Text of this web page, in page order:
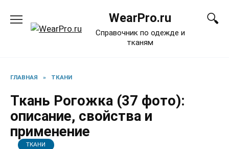
содержанию
WearPro.ru
Справочник по одежде и
тканям
ГЛАВНАЯ » ТКАНИ
Ткань Рогожка (37 фото):
описание, свойства и
применение
ТКАНИ